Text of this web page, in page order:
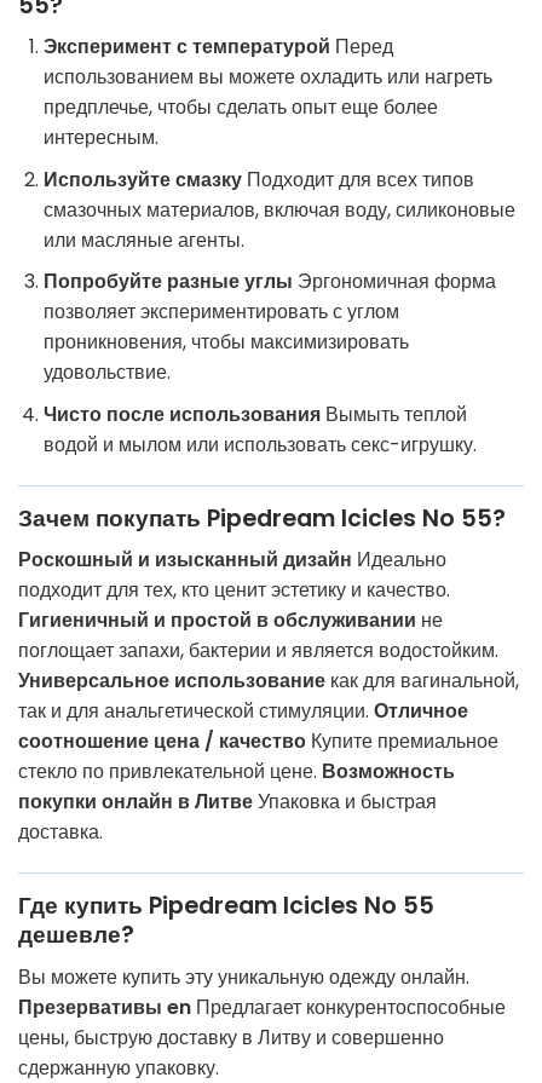
Эксперимент с температурой Перед
использованием вы можете охладить или нагреть
предплечье, чтобы сделать опыт еще более
интересным.
Используйте смазкуПодходит для всех типов
смазочных материалов, включая воду, силиконовые
или масляные агенты.
Попробуйте разные углы Эргономичная форма
позволяет экспериментировать с углом
проникновения, чтобы максимизировать
удовольствие.
Чисто после использованияВымыть теплой
водой и мылом или использовать секс-игрушку.
Зачем покупать Pipedream Icicles No 55?
Роскошный и изысканный дизайн Идеально
подходит для тех, кто ценит эстетику и качество.
Гигиеничный и простой в обслуживании не
поглощает запахи, бактерии и является водостойким.
Универсальное использование как для вагинальной,
так и для анальгетической стимуляции. Отличное
соотношение цена / качество Купите премиальное
стекло по привлекательной цене. Возможность
покупки онлайн в ЛитвеУпаковка и быстрая
доставка.
Где купить Pipedream Icicles No 55
дешевле?
Вы можете купить эту уникальную одежду онлайн.
Презервативы en Предлагает конкурентоспособные
цены, быструю доставку в Литву и совершенно
сдержанную упаковку.